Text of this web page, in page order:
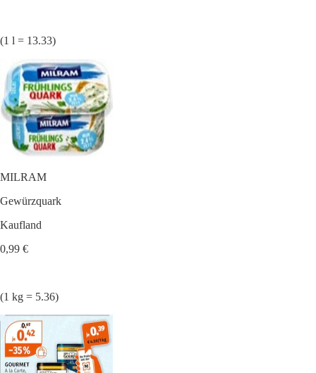
(1 l = 13.33)
MILRAM
Gewürzquark
Kaufland
0,99 €
(1 kg = 5.36)